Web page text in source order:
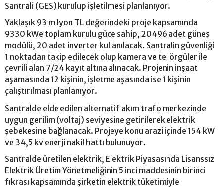
Santrali (GES) kurulup işletilmesi planlanıyor.
Yaklaşık 93 milyon TL değerindeki proje kapsamında
9330 kWe toplam kurulu güce sahip, 20496 adet güneş
modülü, 20 adet inverter kullanılacak. Santralin güvenliği
1 noktadan takip edilecek olup kamera ve tel örgüler ile
çevrili alan 7/24 kayıt altına alınacak. Projenin inşaat
aşamasında 12 kişinin, işletme aşasında ise 1 kişinin
çalıştırılması planlanıyor.
Santralde elde edilen alternatif akım trafo merkezinde
uygun gerilim (voltaj) seviyesine getirilerek elektrik
şebekesine bağlanacak. Projeye konu arazi içinde 154 kW
ve 34,5 kv enerji nakil hattı bulunuyor.
Santralde üretilen elektrik, Elektrik Piyasasında Lisanssız
Elektrik Üretim Yönetmeliğinin 5 inci maddesinin birinci
fıkrası kapsamında şirketin elektrik tüketimiyle